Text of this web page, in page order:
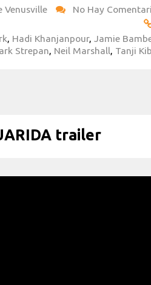
Venusville
No Hay
Hadi Khanjanpour, Jamie
Strepan Neil Marshall Tanji
trailer